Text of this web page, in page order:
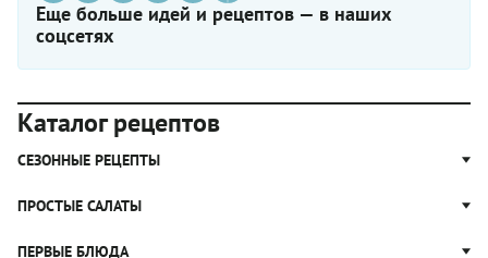
Еще больше идей и рецептов — в наших
соцсетях
Каталог рецептов
СЕЗОННЫЕ РЕЦЕПТЫ
Рецепты из капусты
ПРОСТЫЕ САЛАТЫ
Простые салаты
ПЕРВЫЕ БЛЮДА